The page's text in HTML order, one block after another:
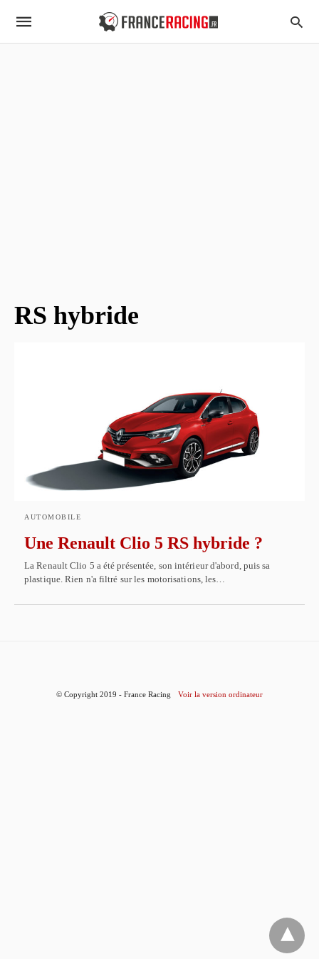
RS hybride
AUTOMOBILE
Une Renault Clio 5 RS hybride ?
La Renault Clio 5 a été présentée, son intérieur d'abord, puis sa
plastique. Rien n'a filtré sur les motorisations, les…
© Copyright 2019 - France Racing Voir la version ordinateur